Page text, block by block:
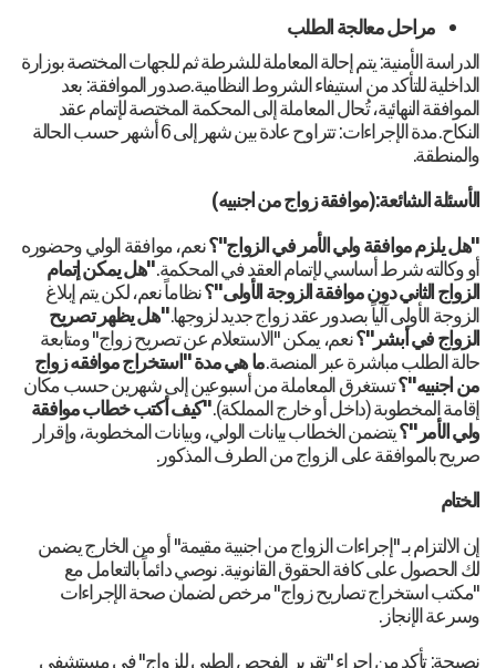
مراحل معالجة الطلب
الدراسة الأمنية: يتم إحالة المعاملة للشرطة ثم للجهات المختصة بوزارة
الداخلية للتأكد من استيفاء الشروط النظامية.صدور الموافقة: بعد
الموافقة النهائية، تُحال المعاملة إلى المحكمة المختصة لإتمام عقد
النكاح.مدة الإجراءات: تتراوح عادة بين شهر إلى 6 أشهر حسب الحالة
والمنطقة.
الأسئلة الشائعة:(موافقة زواج من اجنبيه)
"هل يلزم موافقة ولي الأمر في الزواج"؟نعم، موافقة الولي وحضوره
أو وكالته شرط أساسي لإتمام العقد في المحكمة."هل يمكن إتمام
الزواج الثاني دون موافقة الزوجة الأولى"؟نظاماً نعم، لكن يتم إبلاغ
الزوجة الأولى آلياً بصدور عقد زواج جديد لزوجها."هل يظهر تصريح
الزواج في أبشر"؟نعم، يمكن "الاستعلام عن تصريح زواج" ومتابعة
حالة الطلب مباشرة عبر المنصة.ما هي مدة "استخراج موافقه زواج
من اجنبيه"؟تستغرق المعاملة من أسبوعين إلى شهرين حسب مكان
إقامة المخطوبة (داخل أو خارج المملكة)."كيف أكتب خطاب موافقة
ولي الأمر"؟يتضمن الخطاب بيانات الولي، وبيانات المخطوبة، وإقرار
صريح بالموافقة على الزواج من الطرف المذكور.
الختام
إن الالتزام بـ "إجراءات الزواج من اجنبية مقيمة" أو من الخارج يضمن
لك الحصول على كافة الحقوق القانونية. نوصي دائماً بالتعامل مع
"مكتب استخراج تصاريح زواج" مرخص لضمان صحة الإجراءات
وسرعة الإنجاز.